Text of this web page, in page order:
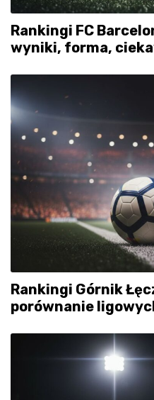
Rankingi FC
wyniki, forma,
Rankingi Górnik
porównanie